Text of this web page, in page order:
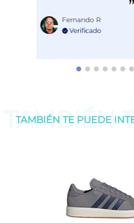
Fernando R
TAMBIÉN
TAMBIÉN TE PUEDE